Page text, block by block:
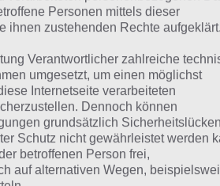
Personen mittels dieser
ihnen zustehenden Rechte aufgeklärt.
Verantwortlicher zahlreiche
umgesetzt, um einen möglichst
Internetseite verarbeiteten
Dennoch können
grundsätzlich Sicherheitslücken
Schutz nicht gewährleistet werden
betroffenen Person frei,
auf alternativen Wegen,